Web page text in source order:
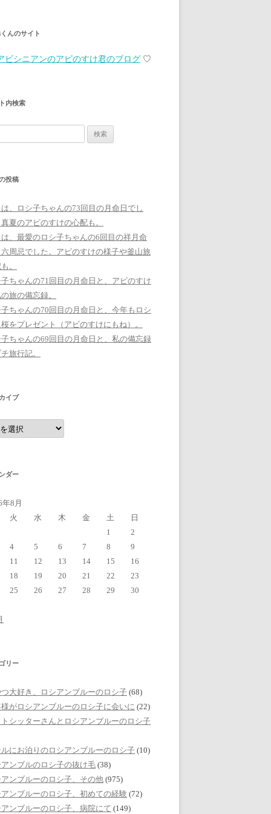
んのサイト
ビシニアンのアビのすけ君のブログ ♡
内検索
投稿
、ロシ子ちゃんの73回目の月命日でし
夏のアビのすけの心配も。
、最愛のロシ子ちゃんの6回目の祥月命
周忌でした。アビのすけの様子や釜山旅
。
ちゃんの71回目の月命日と、アビのすけ
旅の備忘録。
ちゃんの70回目の月命日と、今年もロシ
をプレゼント（アビのすけにもね）。
ちゃんの69回目の月命日と、私の備忘録
旅行記。
イブ
ダー
8月
火
水 木 金 土
日
1
2
4
5 6 7 8
9
11
12 13 14 15
16
18
19 20 21 22
23
25
26 27 28 29 30
リー
大好き、ロシアンブルーのロシ子 (68)
がロシアンブルーのロシ子に会いに (22)
シッターさんとロシアンブルーのロシ子
にお泊りのロシアンブルーのロシ子 (10)
ンブルのロシ子の抜け毛 (38)
ンブルーのロシ子、その他 (975)
ンブルーのロシ子、初めての経験 (72)
ンブルーのロシ子、病院にて (149)